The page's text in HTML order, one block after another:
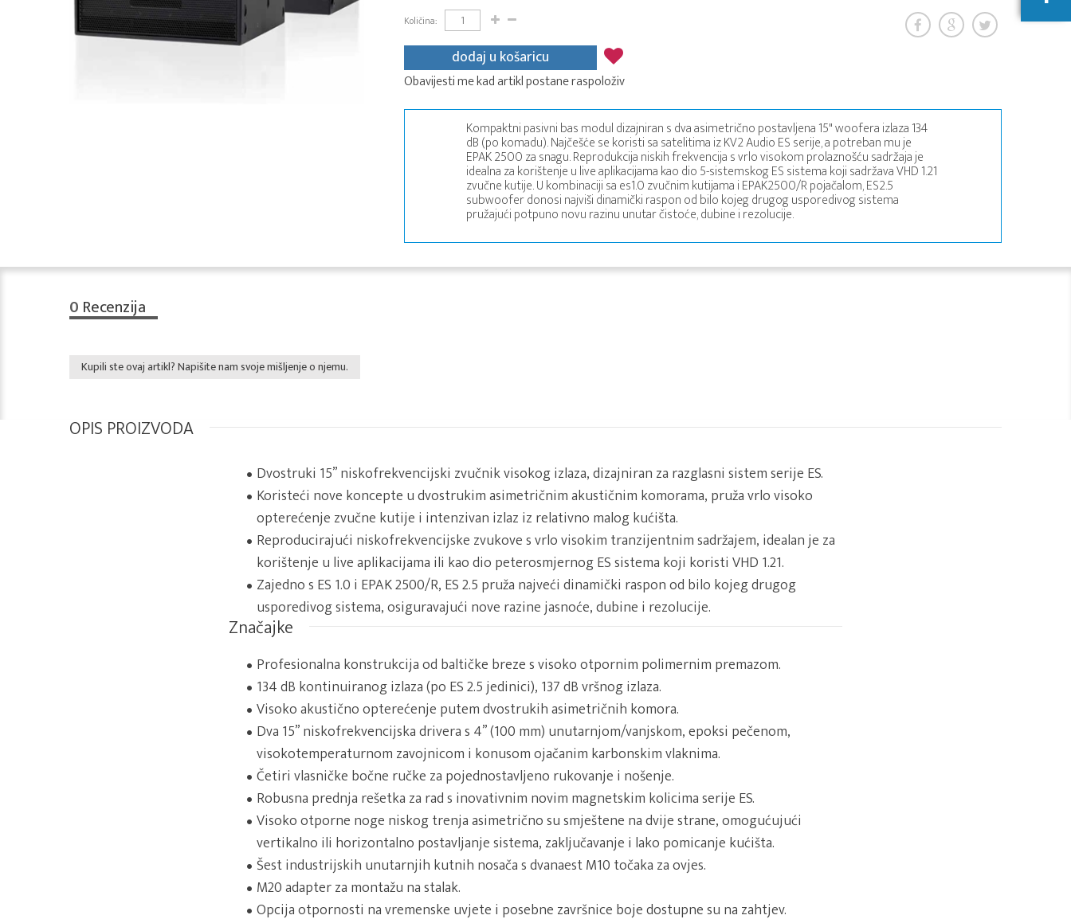
Količina:
dodaj u košaricu
Obavijesti me kad artikl postane raspoloživ
Kompaktni pasivni bas modul dizajniran s dva asimetrično postavljena 15" woofera izlaza 134
dB (po komadu). Najčešće se koristi sa satelitima iz KV2 Audio ES serije, a potreban mu je
EPAK 2500 za snagu. Reprodukcija niskih frekvencija s vrlo visokom prolaznošću sadržaja je
idealna za korištenje u live aplikacijama kao dio 5-sistemskog ES sistema koji sadržava VHD 1.21
zvučne kutije. U kombinaciji sa es1.0 zvučnim kutijama i EPAK2500/R pojačalom, ES2.5
subwoofer donosi najviši dinamički raspon od bilo kojeg drugog usporedivog sistema
pružajući potpuno novu razinu unutar čistoće, dubine i rezolucije.
0 Recenzija
Kupili ste ovaj artikl? Napišite nam svoje mišljenje o njemu.
OPIS PROIZVODA
Dvostruki 15” niskofrekvencijski zvučnik visokog izlaza, dizajniran za razglasni sistem serije ES.
Koristeći nove koncepte u dvostrukim asimetričnim akustičnim komorama, pruža vrlo visoko
opterećenje zvučne kutije i intenzivan izlaz iz relativno malog kućišta.
Reproducirajući niskofrekvencijske zvukove s vrlo visokim tranzijentnim sadržajem, idealan je za
korištenje u live aplikacijama ili kao dio peterosmjernog ES sistema koji koristi VHD 1.21.
Zajedno s ES 1.0 i EPAK 2500/R, ES 2.5 pruža najveći dinamički raspon od bilo kojeg drugog
usporedivog sistema, osiguravajući nove razine jasnoće, dubine i rezolucije.
Značajke
Profesionalna konstrukcija od baltičke breze s visoko otpornim polimernim premazom.
134 dB kontinuiranog izlaza (po ES 2.5 jedinici), 137 dB vršnog izlaza.
Visoko akustično opterećenje putem dvostrukih asimetričnih komora.
Dva 15” niskofrekvencijska drivera s 4” (100 mm) unutarnjom/vanjskom, epoksi pečenom,
visokotemperaturnom zavojnicom i konusom ojačanim karbonskim vlaknima.
Četiri vlasničke bočne ručke za pojednostavljeno rukovanje i nošenje.
Robusna prednja rešetka za rad s inovativnim novim magnetskim kolicima serije ES.
Visoko otporne noge niskog trenja asimetrično su smještene na dvije strane, omogućujući
vertikalno ili horizontalno postavljanje sistema, zaključavanje i lako pomicanje kućišta.
Šest industrijskih unutarnjih kutnih nosača s dvanaest M10 točaka za ovjes.
M20 adapter za montažu na stalak.
Opcija otpornosti na vremenske uvjete i posebne završnice boje dostupne su na zahtjev.